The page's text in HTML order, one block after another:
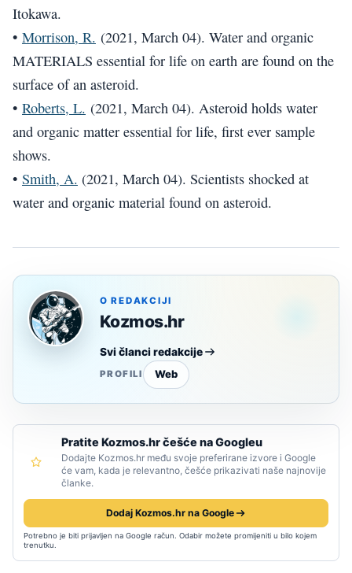
Itokawa.
• Morrison, R. (2021, March 04). Water and organic
MATERIALS essential for life on earth are found on the
surface of an asteroid.
• Roberts, L. (2021, March 04). Asteroid holds water
and organic matter essential for life, first ever sample
shows.
• Smith, A. (2021, March 04). Scientists shocked at
water and organic material found on asteroid.
O REDAKCIJI
Kozmos.hr
Svi članci redakcije
PROFILI Web
Pratite Kozmos.hr češće na Googleu
Dodajte Kozmos.hr među svoje preferirane izvore i Google
će vam, kada je relevantno, češće prikazivati naše najnovije
članke.
Dodaj Kozmos.hr na Google
Potrebno je biti prijavljen na Google račun. Odabir možete promijeniti u bilo kojem
trenutku.